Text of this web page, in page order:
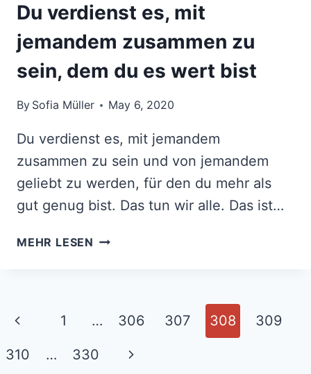
Du verdienst es, mit
jemandem zusammen zu
sein, dem du es wert bist
By Sofia Müller May 6, 2020
Du verdienst es, mit jemandem
zusammen zu sein und von jemandem
geliebt zu werden, für den du mehr als
gut genug bist. Das tun wir alle. Das ist…
MEHR LESEN DU
ZUSAMMEN
SEIN,
Page
navigation
Previous
Page
1 … 306 307 308 309
310 … 330 Next